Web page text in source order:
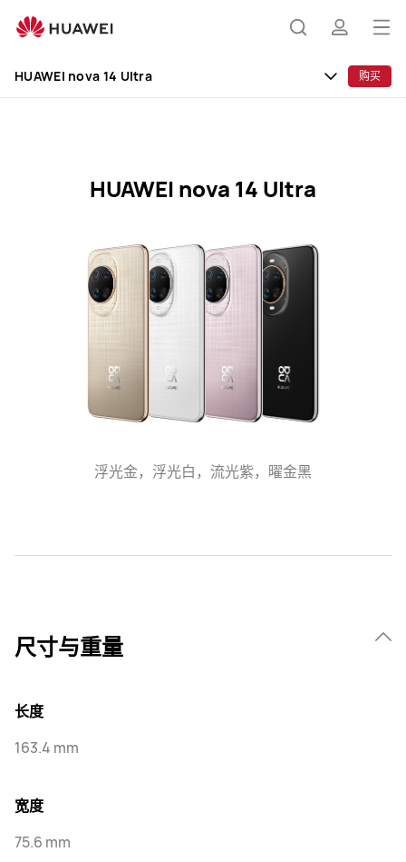
nova
Ultra
打
开
HUAWEI nova 14 Ultra 购买
HUAWEI nova 14 Ultra
浮光金，浮光白，流光紫，曜金黑
尺寸与重量
长度
163.4 mm
宽度
75.6 mm